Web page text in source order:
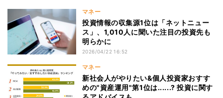
マネー
投資情報の収集源1位は「ネットニュー
ス」、1,010人に聞いた注目の投資先も
明らかに
2026/04/22 16:52
マネー
新社会人がやりたい&個人投資家おすす
めの"資産運用"第1位は......? 投資に関す